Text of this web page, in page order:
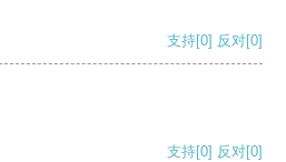
支持[0] 反对[0]
支持[0] 反对[0]